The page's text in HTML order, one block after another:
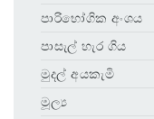
පාරිභෝගික අංශය
පාසැල් හැර ගිය
මුදල් අයකැමි
මූල්‍ය